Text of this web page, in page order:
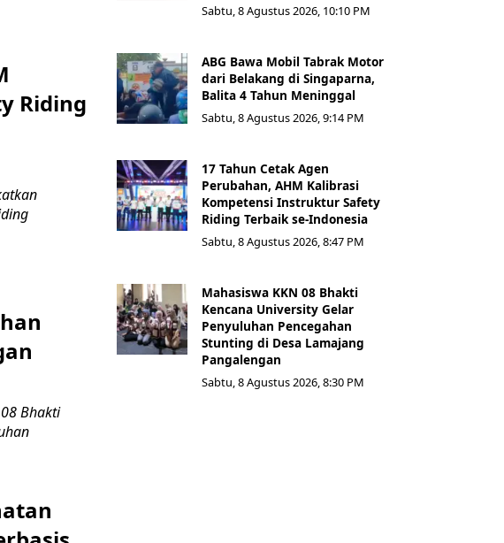
Riding
08 Bhakti
Sabtu, 8 Agustus 2026, 10:10 PM
ABG Bawa Mobil Tabrak Motor
dari Belakang di Singaparna,
Balita 4 Tahun Meninggal
Sabtu, 8 Agustus 2026, 9:14 PM
17 Tahun Cetak Agen
Perubahan, AHM Kalibrasi
Kompetensi Instruktur Safety
Riding Terbaik se-Indonesia
Sabtu, 8 Agustus 2026, 8:47 PM
Mahasiswa KKN 08 Bhakti
Kencana University Gelar
Penyuluhan Pencegahan
Stunting di Desa Lamajang
Pangalengan
Sabtu, 8 Agustus 2026, 8:30 PM